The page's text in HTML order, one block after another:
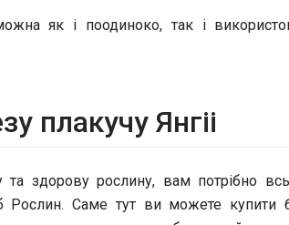
як і поодиноко, так і
плакучу Янгіі
здорову рослину, вам потрібно
Рослин. Саме тут ви можете купити